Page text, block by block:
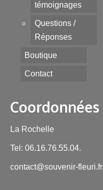
témoignages
Questions /
Réponses
Boutique
Contact
Coordonnées
La Rochelle
Tel: 06.16.76.55.04.
contact@souvenir-fleuri.fr